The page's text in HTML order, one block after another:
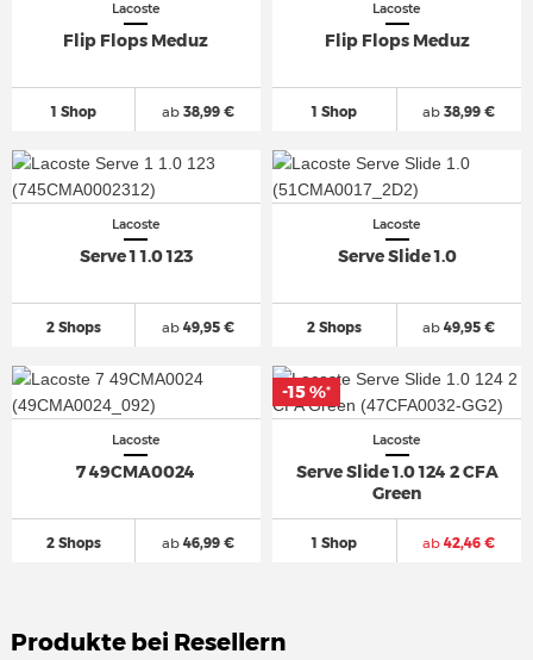
Lacoste
Flip Flops Meduz
1 Shop ab38,99 €
Lacoste
Flip Flops Meduz
1 Shop ab 38,99 €
Lacoste
Serve 1 1.0 123
2 Shops ab49,95 €
Lacoste
Serve Slide 1.0
2 Shops ab 49,95 €
Lacoste
7 49CMA0024
2 Shops ab46,99 €
Lacoste
Serve Slide 1.0 124 2 CFA
Green
1 Shop ab 42,46 €
-15 %*
Produkte bei Resellern